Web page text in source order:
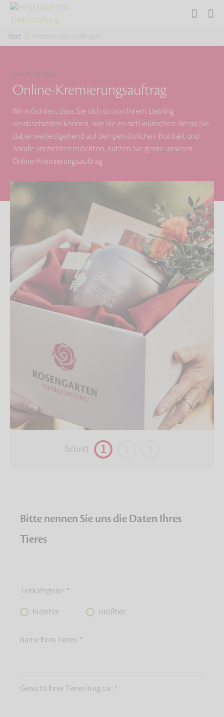
Start Kremierung beauftragen
KREMIERUNG
Online-Kremierungsauftrag
Wir möchten, dass Sie sich so von Ihrem Liebling
verabschieden können, wie Sie es sich wünschen. Wenn Sie
dabei weitestgehend auf den persönlichen Kontakt und
Anrufe verzichten möchten, nutzen Sie gerne unseren
Online-Kremierungsauftrag
Schritt 1
Bitte nennen Sie uns die Daten Ihres
Tieres
Tierkategorie: *
Kleintier
Großtier
Name Ihres Tieres: *
Gewicht Ihres Tieres in kg ca.: *